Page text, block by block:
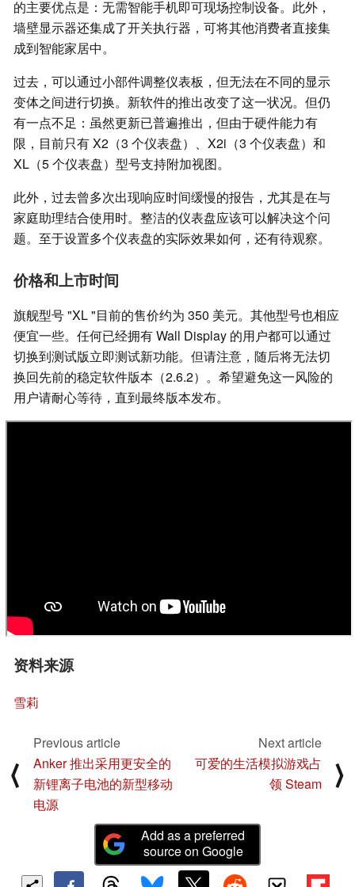
的主要优点是：无需智能手机即可现场控制设备。此外，
墙壁显示器还集成了开关执行器，可将其他消费者直接集
成到智能家居中。
过去，可以通过小部件调整仪表板，但无法在不同的显示
变体之间进行切换。新软件的推出改变了这一状况。但仍
有一点不足：虽然更新已普遍推出，但由于硬件能力有
限，目前只有 X2（3 个仪表盘）、X2i（3 个仪表盘）和
XL（5 个仪表盘）型号支持附加视图。
此外，过去曾多次出现响应时间缓慢的报告，尤其是在与
家庭助理结合使用时。整洁的仪表盘应该可以解决这个问
题。至于设置多个仪表盘的实际效果如何，还有待观察。
价格和上市时间
旗舰型号 "XL "目前的售价约为 350 美元。其他型号也相应
便宜一些。任何已经拥有 Wall Display 的用户都可以通过
切换到测试版立即测试新功能。但请注意，随后将无法切
换回先前的稳定软件版本（2.6.2）。希望避免这一风险的
用户请耐心等待，直到最终版本发布。
资料来源
雪莉
⟨
Previous article
Anker 推出采用更安全的
新锂离子电池的新型移动
电源
Next article
可爱的生活模拟游戏占
领 Steam
⟩
Add as a preferred
source on Google